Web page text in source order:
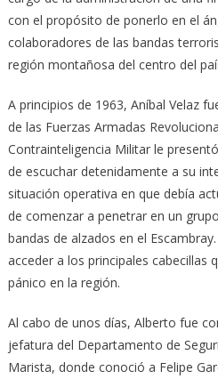
con el propósito de ponerlo en el
colaboradores de las bandas
región montañosa del centro del
A principios de 1963, Aníbal Velaz
de las Fuerzas Armadas
Contrainteligencia Militar le
de escuchar detenidamente a su
situación operativa en que debía
de comenzar a penetrar en un
bandas de alzados en el
acceder a los principales cabecillas
pánico en la región.
Al cabo de unos días, Alberto fue
jefatura del Departamento de
Marista, donde conoció a Felipe